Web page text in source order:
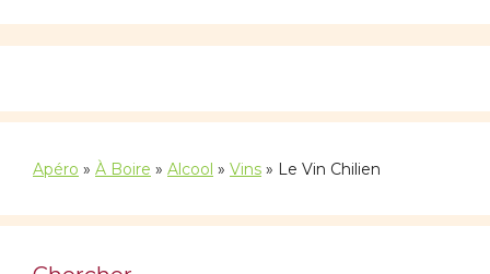
Apéro » À Boire » Alcool » Vins » Le Vin Chilien